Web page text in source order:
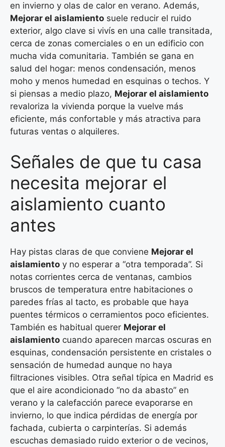
en invierno y olas de calor en verano. Además,
Mejorar el aislamiento suele reducir el ruido
exterior, algo clave si vivís en una calle transitada,
cerca de zonas comerciales o en un edificio con
mucha vida comunitaria. También se gana en
salud del hogar: menos condensación, menos
moho y menos humedad en esquinas o techos. Y
si piensas a medio plazo, Mejorar el aislamiento
revaloriza la vivienda porque la vuelve más
eficiente, más confortable y más atractiva para
futuras ventas o alquileres.
Señales de que tu casa
necesita mejorar el
aislamiento cuanto
antes
Hay pistas claras de que conviene Mejorar el
aislamiento y no esperar a “otra temporada”. Si
notas corrientes cerca de ventanas, cambios
bruscos de temperatura entre habitaciones o
paredes frías al tacto, es probable que haya
puentes térmicos o cerramientos poco eficientes.
También es habitual querer Mejorar el
aislamiento cuando aparecen marcas oscuras en
esquinas, condensación persistente en cristales o
sensación de humedad aunque no haya
filtraciones visibles. Otra señal típica en Madrid es
que el aire acondicionado “no da abasto” en
verano y la calefacción parece evaporarse en
invierno, lo que indica pérdidas de energía por
fachada, cubierta o carpinterías. Si además
escuchas demasiado ruido exterior o de vecinos,